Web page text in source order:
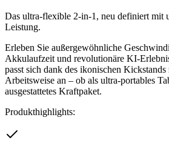
Das ultra-flexible 2-in-1, neu definiert mit
Leistung.
Erleben Sie außergewöhnliche
Akkulaufzeit und revolutionäre KI-
passt sich dank des ikonischen Kickstands
Arbeitsweise an – ob als ultra-portables
ausgestattetes Kraftpaket.
Produkthighlights: